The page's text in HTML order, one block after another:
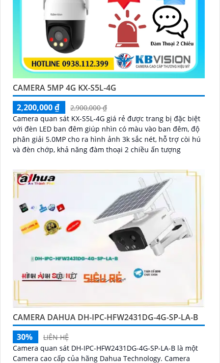
CAMERA 5MP 4G KX-S5L-4G
2,200,000 ₫
2,900,000 ₫
Camera quan sát KX-S5L-4G giá rẻ được trang bị đặc biệt
với đèn LED ban đêm giúp nhìn có màu vào ban đêm, độ
phân giải 5.0MP cho ra hình ảnh 3k sắc nét, hỗ trợ còi hú
và đèn chớp, khả năng đàm thoại 2 chiều ấn tượng
CAMERA DAHUA DH-IPC-HFW2431DG-4G-SP-LA-B
30%
LIÊN HỆ
Camera quan sát DH-IPC-HFW2431DG-4G-SP-LA-B là một
Camera cao cấp của hãng Dahua Technology. Camera